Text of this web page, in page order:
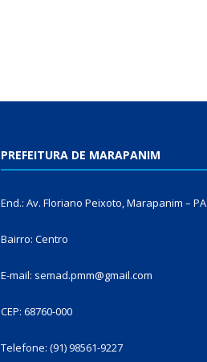
PREFEITURA DE MARAPANIM
End.: Av. Floriano Peixoto, Marapanim – PA
Bairro: Centro
E-mail: semad.pmm@gmail.com
CEP: 68760-000
Telefone: (91) 98561-9227